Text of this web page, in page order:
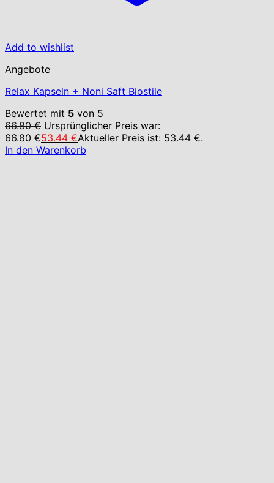
Add to wishlist
Angebote
Relax Kapseln + Noni Saft Biostile
Bewertet mit 5 von 5
66.80€ Ursprünglicher Preis war:
66.80 €53.44 €Aktueller Preis ist: 53.44 €.
In den Warenkorb